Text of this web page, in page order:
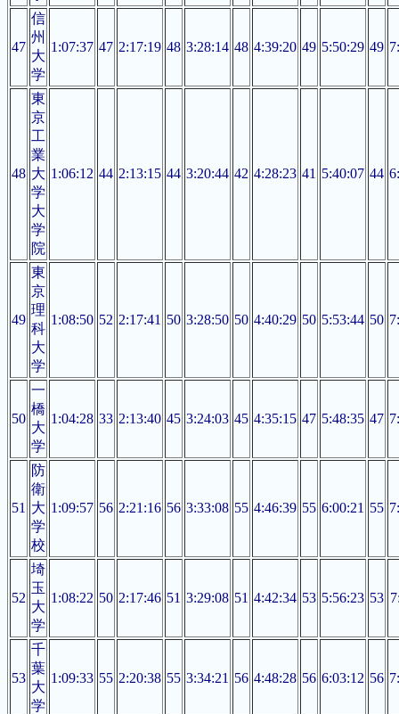
47
信
州
大
学
1:07:37 47 2:17:19 48 3:28:14 48 4:39:20 49 5:50:29 49
48
東
京
工
業
大
学
大
学
院
1:06:12 44 2:13:15 44 3:20:44 42 4:28:23 41 5:40:07 44
49
東
京
理
科
大
学
1:08:50 52 2:17:41 50 3:28:50 50 4:40:29 50 5:53:44 50
50
一
橋
大
学
1:04:28 33 2:13:40 45 3:24:03 45 4:35:15 47 5:48:35 47
51
防
衛
大
学
校
1:09:57 56 2:21:16 56 3:33:08 55 4:46:39 55 6:00:21 55
52
埼
玉
大
学
1:08:22 50 2:17:46 51 3:29:08 51 4:42:34 53 5:56:23 53
53
千
葉
大
学
1:09:33 55 2:20:38 55 3:34:21 56 4:48:28 56 6:03:12 56